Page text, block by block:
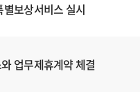
보상서비스 실시
업무제휴계약 체결